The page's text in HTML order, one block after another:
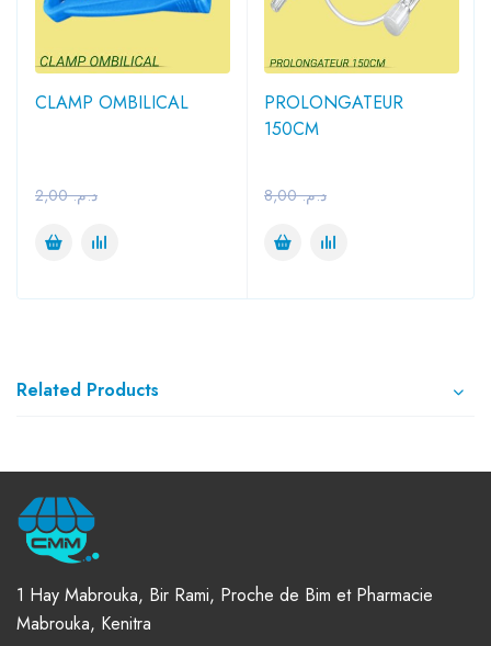
CLAMP OMBILICAL
د.م.2,00
PROLONGATEUR
150CM
د.م.8,00
Related Products
1 Hay Mabrouka, Bir Rami, Proche de Bim et Pharmacie
Mabrouka, Kenitra